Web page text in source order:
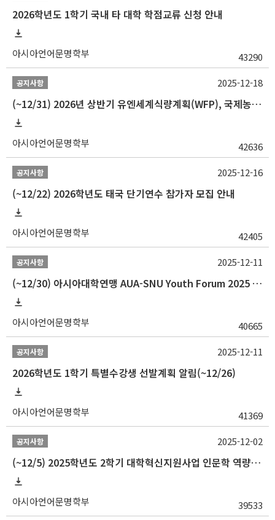
2026학년도 1학기 국내 타 대학 학점교류 신청 안내
아시아언어문명학부 43290
공지사항
(~12/31) 2026년 상반기 유엔세계식량계획(WFP), 국제농업개발기금(IFAD) 및 유엔아동기금(UNICEF) 인턴십 프로그램 참가자 모집
아시아언어문명학부 42636
2025-12-18
공지사항
(~12/22) 2026학년도 태국 단기연수 참가자 모집 안내
아시아언어문명학부 42405
2025-12-16
공지사항
(~12/30) 아시아대학연맹 AUA-SNU Youth Forum 2025 참가자 선발 안내
아시아언어문명학부 40665
2025-12-11
공지사항
2026학년도 1학기 특별수강생 선발계획 알림(~12/26)
아시아언어문명학부 41369
2025-12-11
공지사항
(~12/5) 2025학년도 2학기 대학혁신지원사업 인문학 역량강화 국제학술대회 참가 경비 지원 안내(2차)
아시아언어문명학부 39533
2025-12-02